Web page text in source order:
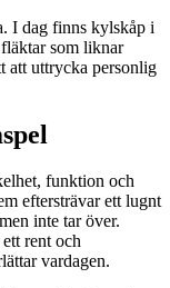
I dag finns kylskåp i
som liknar
att uttrycka personlig
funktion och
eftersträvar ett lugnt
inte tar över.
rent och
vardagen.